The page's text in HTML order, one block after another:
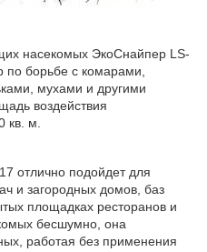
насекомых ЭкоСнайпер LS-
борьбе с комарами,
мухами и другими
воздействия
кв. м.
отлично подойдет для
и загородных домов, баз
площадках ресторанов и
бесшумно, она
работая без применения